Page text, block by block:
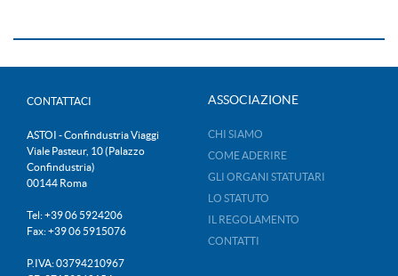
CONTATTACI
ASTOI - Confindustria Viaggi
Viale Pasteur, 10 (Palazzo
Confindustria)
00144 Roma
Tel: +39 06 5924206
Fax: +39 06 5915076
P.IVA: 03794210967
ASSOCIAZIONE
CHI SIAMO
COME ADERIRE
GLI ORGANI STATUTARI
LO STATUTO
IL REGOLAMENTO
CONTATTI